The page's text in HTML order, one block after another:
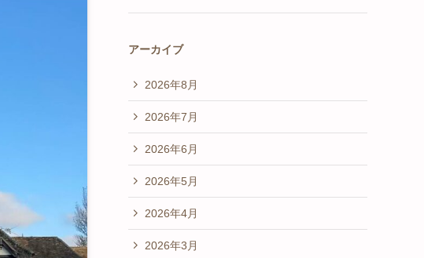
アーカイブ
2026年8月
2026年7月
2026年6月
2026年5月
2026年4月
2026年3月